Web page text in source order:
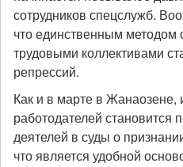
сотрудников спецслужб.
что единственным методом
трудовыми коллективами
репрессий.
Как и в марте в
работодателей становится
деятелей в суды о
что является удобной